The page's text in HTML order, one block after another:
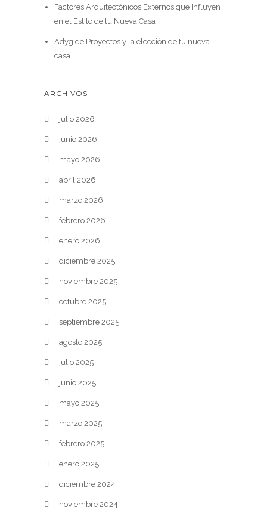
Factores Arquitectónicos Externos que Influyen
en el Estilo de tu Nueva Casa
Adyg de Proyectos y la elección de tu nueva
casa
ARCHIVOS
julio 2026
junio 2026
mayo 2026
abril 2026
marzo 2026
febrero 2026
enero 2026
diciembre 2025
noviembre 2025
octubre 2025
septiembre 2025
agosto 2025
julio 2025
junio 2025
mayo 2025
marzo 2025
febrero 2025
enero 2025
diciembre 2024
noviembre 2024